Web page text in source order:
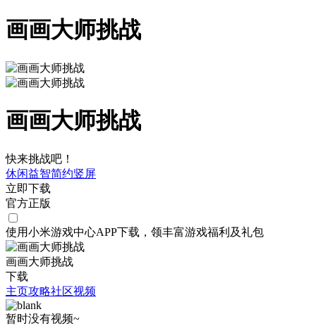
画画大师挑战
画画大师挑战
快来挑战吧！
休闲益智简约竖屏
立即下载
官方正版
使用小米游戏中心APP下载 ，领丰富游戏福利 及礼包
画画大师挑战
下载
主页攻略社区视频
暂时没有视频~